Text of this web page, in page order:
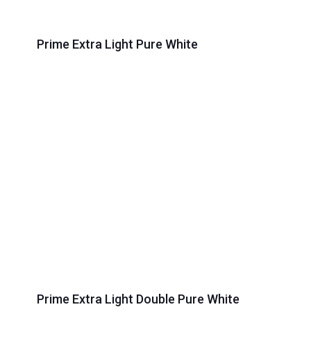
Prime Extra Light Pure White
Prime Extra Light Double Pure White